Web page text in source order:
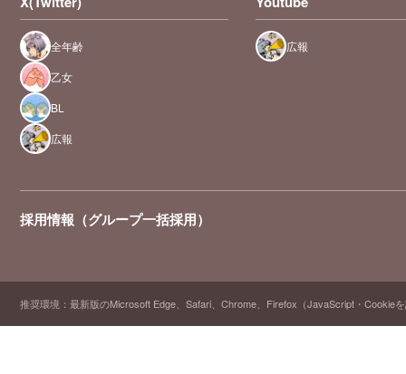
全年齢
乙女
BL
広報
広報
採用情報（グループ一括採用）
推奨環境：最新版のMicrosoft Edge、Safari、Chrome、Firefox（JavaScript・Cookie